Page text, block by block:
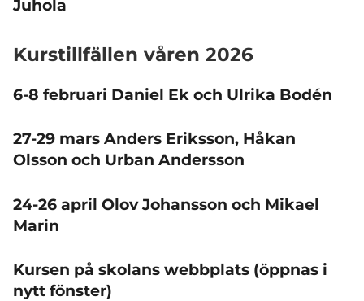
Juhola
Kurstillfällen våren 2026
6-8 februari Daniel Ek och Ulrika Bodén
27-29 mars Anders Eriksson, Håkan
Olsson och Urban Andersson
24-26 april Olov Johansson och Mikael
Marin
Kursen på skolans webbplats (öppnas i
nytt fönster)